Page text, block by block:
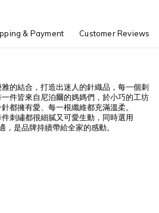
& Payment Customer Reviews
的結合，打造出迷人的針織品，每一個刺
件皆來自尼泊爾的媽媽們，於小巧的工坊
都擁有愛、每一根纖維都充滿溫柔。
刺繡都很細膩又可愛生動，同時選用
，是品牌持續帶給全家的感動。